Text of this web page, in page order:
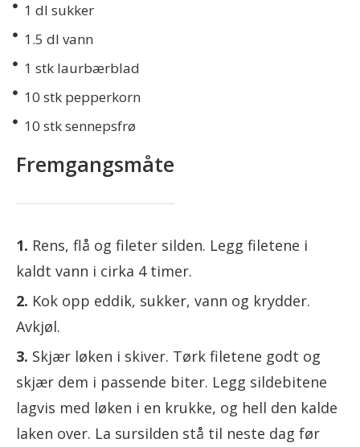
1 dl sukker
1.5 dl vann
1 stk laurbærblad
10 stk pepperkorn
10 stk sennepsfrø
Fremgangsmåte
Rens, flå og fileter silden. Legg filetene i
kaldt vann i cirka 4 timer.
Kok opp eddik, sukker, vann og krydder.
Avkjøl.
Skjær løken i skiver. Tørk filetene godt og
skjær dem i passende biter. Legg sildebitene
lagvis med løken i en krukke, og hell den kalde
laken over. La sursilden stå til neste dag før